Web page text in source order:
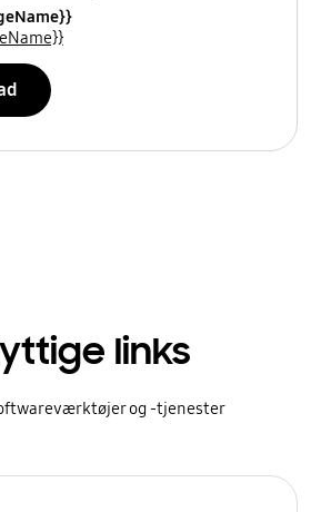
links
og -tjenester